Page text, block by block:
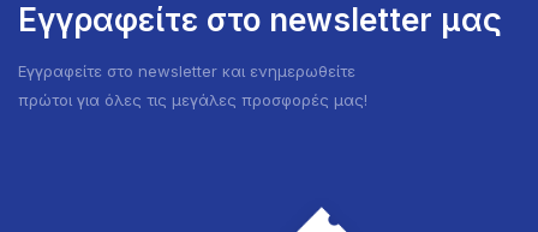
Εγγραφείτε στο newsletter μας
Εγγραφείτε στο newsletter και ενημερωθείτε
πρώτοι για όλες τις μεγάλες προσφορές μας!